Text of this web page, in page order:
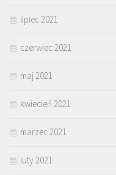
lipiec 2021
czerwiec 2021
maj 2021
kwiecień 2021
marzec 2021
luty 2021